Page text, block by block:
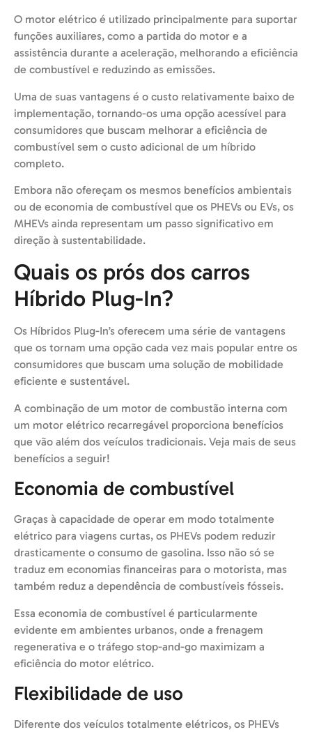
O motor elétrico é utilizado principalmente para suportar
funções auxiliares, como a partida do motor e a
assistência durante a aceleração, melhorando a eficiência
de combustível e reduzindo as emissões.
Uma de suas vantagens é o custo relativamente baixo de
implementação, tornando-os uma opção acessível para
consumidores que buscam melhorar a eficiência de
combustível sem o custo adicional de um híbrido
completo.
Embora não ofereçam os mesmos benefícios ambientais
ou de economia de combustível que os PHEVs ou EVs, os
MHEVs ainda representam um passo significativo em
direção à sustentabilidade.
Quais os prós dos carros
Híbrido Plug-In?
Os Híbridos Plug-In’s oferecem uma série de vantagens
que os tornam uma opção cada vez mais popular entre os
consumidores que buscam uma solução de mobilidade
eficiente e sustentável.
A combinação de um motor de combustão interna com
um motor elétrico recarregável proporciona benefícios
que vão além dos veículos tradicionais. Veja mais de seus
benefícios a seguir!
Economia de combustível
Graças à capacidade de operar em modo totalmente
elétrico para viagens curtas, os PHEVs podem reduzir
drasticamente o consumo de gasolina. Isso não só se
traduz em economias financeiras para o motorista, mas
também reduz a dependência de combustíveis fósseis.
Essa economia de combustível é particularmente
evidente em ambientes urbanos, onde a frenagem
regenerativa e o tráfego stop-and-go maximizam a
eficiência do motor elétrico.
Flexibilidade de uso
Diferente dos veículos totalmente elétricos, os PHEVs